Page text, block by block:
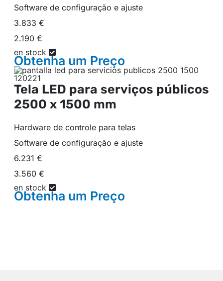
Software de configuração e ajuste
3.833 €
2.190 €
en stock
Obtenha um Preço
Tela LED para serviços públicos
2500 x 1500 mm
Hardware de controle para telas
Software de configuração e ajuste
6.231 €
3.560 €
en stock
Obtenha um Preço